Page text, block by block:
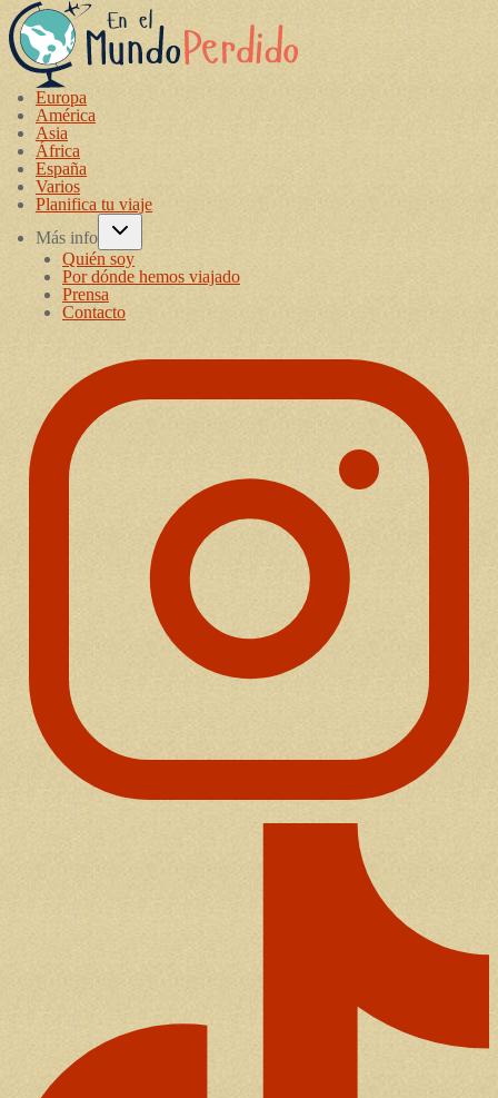
Europa
América
Asia
África
España
Varios
Planifica tu viaje
Más info
Quién soy
Por dónde hemos viajado
Prensa
Contacto